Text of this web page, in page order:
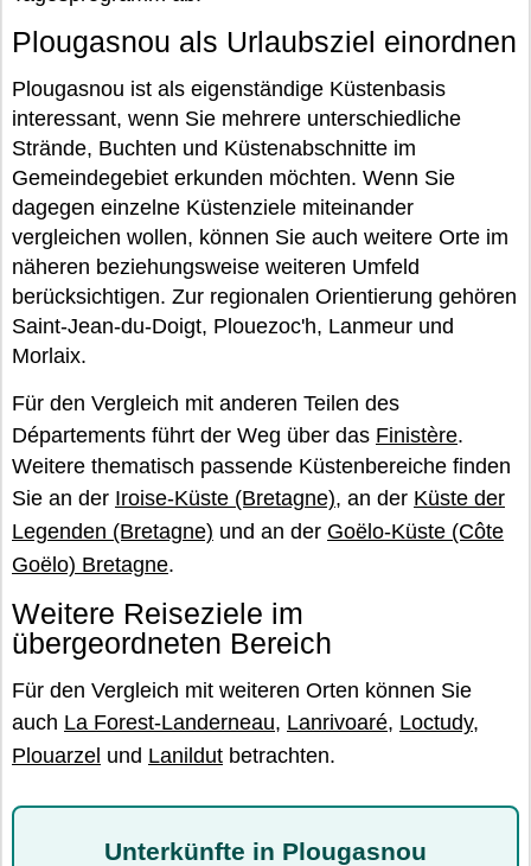
Plougasnou als Urlaubsziel einordnen
Plougasnou ist als eigenständige Küstenbasis
interessant, wenn Sie mehrere unterschiedliche
Strände, Buchten und Küstenabschnitte im
Gemeindegebiet erkunden möchten. Wenn Sie
dagegen einzelne Küstenziele miteinander
vergleichen wollen, können Sie auch weitere Orte im
näheren beziehungsweise weiteren Umfeld
berücksichtigen. Zur regionalen Orientierung gehören
Saint-Jean-du-Doigt, Plouezoc'h, Lanmeur und
Morlaix.
Für den Vergleich mit anderen Teilen des
Départements führt der Weg über das Finistère.
Weitere thematisch passende Küstenbereiche finden
Sie an der Iroise-Küste (Bretagne), an der Küste der
Legenden (Bretagne) und an der Goëlo-Küste (Côte
Goëlo) Bretagne.
Weitere Reiseziele im
übergeordneten Bereich
Für den Vergleich mit weiteren Orten können Sie
auch La Forest-Landerneau, Lanrivoaré, Loctudy,
Plouarzel und Lanildut betrachten.
Unterkünfte in Plougasnou